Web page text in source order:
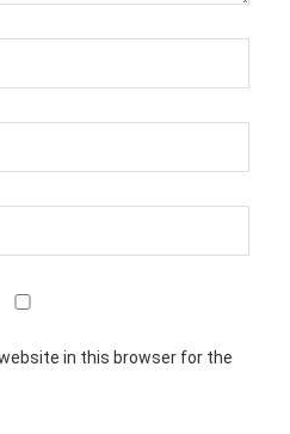
in this browser for the